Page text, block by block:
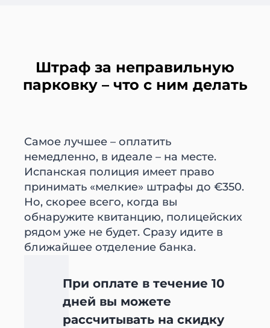
Штраф за неправильную
парковку – что с ним делать
Самое лучшее – оплатить
немедленно, в идеале – на месте.
Испанская полиция имеет право
принимать «мелкие» штрафы до €350.
Но, скорее всего, когда вы
обнаружите квитанцию, полицейских
рядом уже не будет. Сразу идите в
При оплате в течение 10
дней вы можете
рассчитывать на скидку